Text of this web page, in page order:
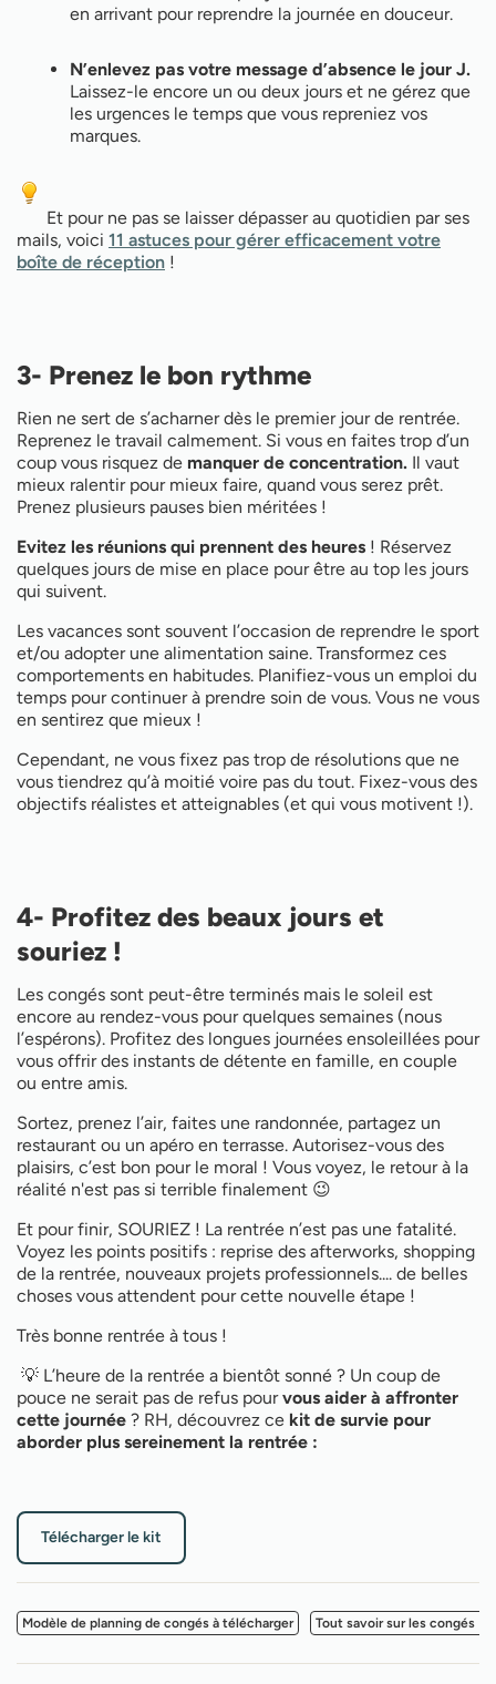
en arrivant pour reprendre la journée en douceur.
N’enlevez pas votre message d’absence le jour J.
Laissez-le encore un ou deux jours et ne gérez que
les urgences le temps que vous repreniez vos
marques.
Et pour ne pas se laisser dépasser au quotidien par ses
mails, voici 11 astuces pour gérer efficacement votre
boîte de réception !
3- Prenez le bon rythme
Rien ne sert de s’acharner dès le premier jour de rentrée.
Reprenez le travail calmement. Si vous en faites trop d’un
coup vous risquez de manquer de concentration. Il vaut
mieux ralentir pour mieux faire, quand vous serez prêt.
Prenez plusieurs pauses bien méritées !
Evitez les réunions qui prennent des heures ! Réservez
quelques jours de mise en place pour être au top les jours
qui suivent.
Les vacances sont souvent l’occasion de reprendre le sport
et/ou adopter une alimentation saine. Transformez ces
comportements en habitudes. Planifiez-vous un emploi du
temps pour continuer à prendre soin de vous. Vous ne vous
en sentirez que mieux !
Cependant, ne vous fixez pas trop de résolutions que ne
vous tiendrez qu’à moitié voire pas du tout. Fixez-vous des
objectifs réalistes et atteignables (et qui vous motivent !).
4- Profitez des beaux jours et
souriez !
Les congés sont peut-être terminés mais le soleil est
encore au rendez-vous pour quelques semaines (nous
l’espérons). Profitez des longues journées ensoleillées pour
vous offrir des instants de détente en famille, en couple
ou entre amis.
Sortez, prenez l’air, faites une randonnée, partagez un
restaurant ou un apéro en terrasse. Autorisez-vous des
plaisirs, c’est bon pour le moral ! Vous voyez, le retour à la
réalité n'est pas si terrible finalement 😉
Et pour finir, SOURIEZ ! La rentrée n’est pas une fatalité.
Voyez les points positifs : reprise des afterworks, shopping
de la rentrée, nouveaux projets professionnels.... de belles
choses vous attendent pour cette nouvelle étape !
Très bonne rentrée à tous !
💡 L’heure de la rentrée a bientôt sonné ? Un coup de
pouce ne serait pas de refus pourvous aider à affronter
cette journée ? RH, découvrez ce kit de survie pour
aborder plus sereinement la rentrée :
Télécharger le kit
Modèle de planning de congés à télécharger Tout savoir sur les congés N-